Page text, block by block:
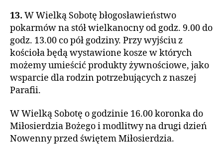
13. W Wielką Sobotę błogosławieństwo
pokarmów na stół wielkanocny od godz. 9.00 do
godz. 13.00 co pół godziny. Przy wyjściu z
kościoła będą wystawione kosze w których
możemy umieścić produkty żywnościowe, jako
wsparcie dla rodzin potrzebujących z naszej
Parafii.
W Wielką Sobotę o godzinie 16.00 koronka do
Miłosierdzia Bożego i modlitwy na drugi dzień
Nowenny przed świętem Miłosierdzia.